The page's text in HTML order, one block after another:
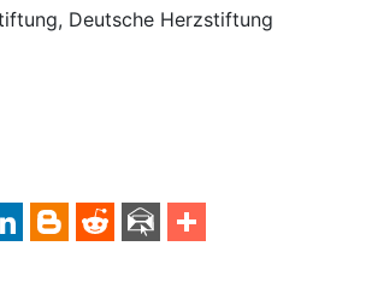
Deutsche Herzstiftung